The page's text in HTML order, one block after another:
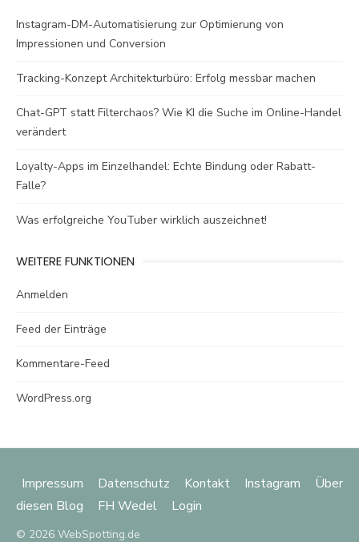
Instagram-DM-Automatisierung zur Optimierung von
Impressionen und Conversion
Tracking-Konzept Architekturbüro: Erfolg messbar machen
Chat-GPT statt Filterchaos? Wie KI die Suche im Online-Handel
verändert
Loyalty-Apps im Einzelhandel: Echte Bindung oder Rabatt-
Falle?
Was erfolgreiche YouTuber wirklich auszeichnet!
WEITERE FUNKTIONEN
Anmelden
Feed der Einträge
Kommentare-Feed
WordPress.org
Impressum Datenschutz Kontakt Instagram
Über
diesen Blog
FH Wedel Login
© 2026 WebSpotting.de